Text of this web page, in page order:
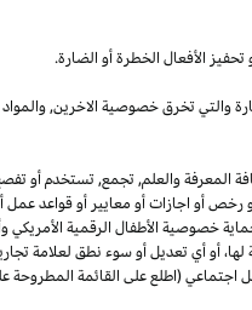
الأفعال الخطرة أو الضارة.
والتي تخرق خصوصية الاخرين,
المعرفة والعلم, تجمع, تستخدم
رخص أو اجازات أو معايير أو قواعد
خصوصية الأطفال الرقمية
لها،أو أي تعديل أو سوء نطق لعلامة
(اطلع على القائمة المطروحة